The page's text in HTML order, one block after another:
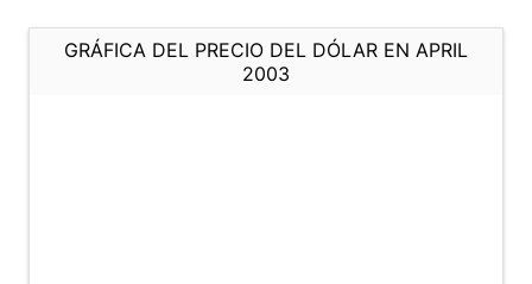
GRÁFICA DEL PRECIO DEL DÓLAR EN APRIL
2003